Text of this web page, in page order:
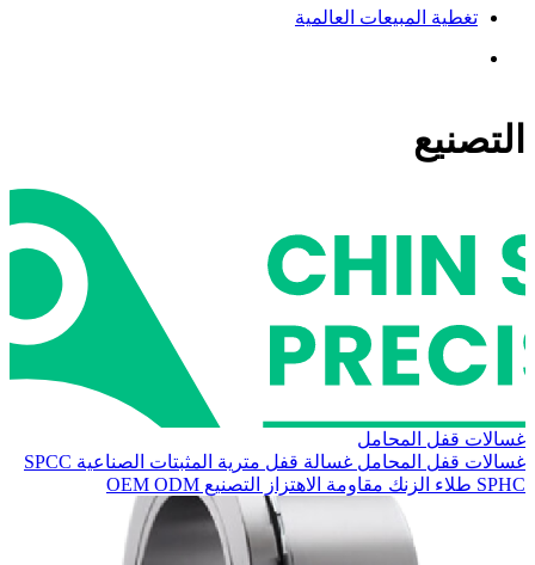
تغطية المبيعات العالمية
التصنيع
غسالات قفل المحامل
غسالات قفل المحامل غسالة قفل مترية المثبتات الصناعية SPCC
SPHC طلاء الزنك مقاومة الاهتزاز التصنيع OEM ODM